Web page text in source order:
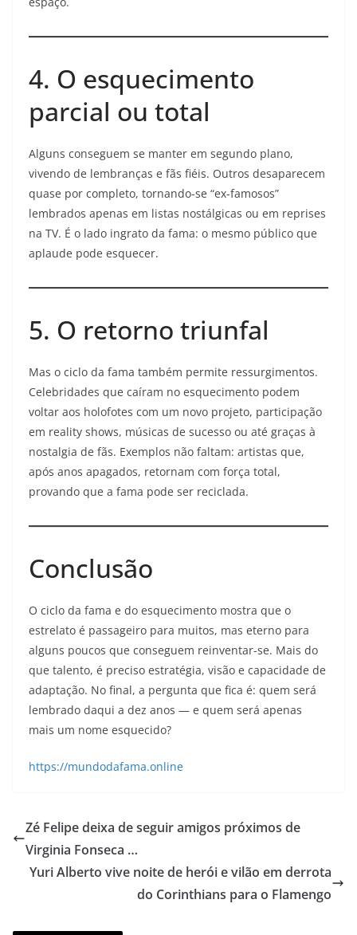
4. O esquecimento
parcial ou total
Alguns conseguem se manter em segundo plano,
vivendo de lembranças e fãs fiéis. Outros desaparecem
quase por completo, tornando-se “ex-famosos”
lembrados apenas em listas nostálgicas ou em reprises
na TV. É o lado ingrato da fama: o mesmo público que
aplaude pode esquecer.
5. O retorno triunfal
Mas o ciclo da fama também permite ressurgimentos.
Celebridades que caíram no esquecimento podem
voltar aos holofotes com um novo projeto, participação
em reality shows, músicas de sucesso ou até graças à
nostalgia de fãs. Exemplos não faltam: artistas que,
após anos apagados, retornam com força total,
provando que a fama pode ser reciclada.
Conclusão
O ciclo da fama e do esquecimento mostra que o
estrelato é passageiro para muitos, mas eterno para
alguns poucos que conseguem reinventar-se. Mais do
que talento, é preciso estratégia, visão e capacidade de
adaptação. No final, a pergunta que fica é: quem será
lembrado daqui a dez anos — e quem será apenas
mais um nome esquecido?
https://mundodafama.online
Zé Felipe deixa de seguir amigos próximos de
Virginia Fonseca …
Yuri Alberto vive noite de herói e vilão em derrota
do Corinthians para o Flamengo